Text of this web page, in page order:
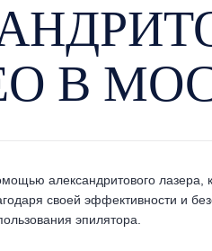
В
александритового лазера,
своей эффективности и
эпилятора.